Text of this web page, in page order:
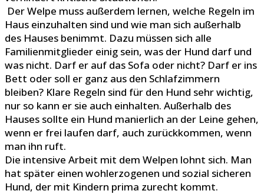
Der Welpe muss außerdem lernen, welche Regeln im
Haus einzuhalten sind und wie man sich außerhalb
des Hauses benimmt. Dazu müssen sich alle
Familienmitglieder einig sein, was der Hund darf und
was nicht. Darf er auf das Sofa oder nicht? Darf er ins
Bett oder soll er ganz aus den Schlafzimmern
bleiben? Klare Regeln sind für den Hund sehr wichtig,
nur so kann er sie auch einhalten. Außerhalb des
Hauses sollte ein Hund manierlich an der Leine gehen,
wenn er frei laufen darf, auch zurückkommen, wenn
man ihn ruft.
Die intensive Arbeit mit dem Welpen lohnt sich. Man
hat später einen wohlerzogenen und sozial sicheren
Hund, der mit Kindern prima zurecht kommt.